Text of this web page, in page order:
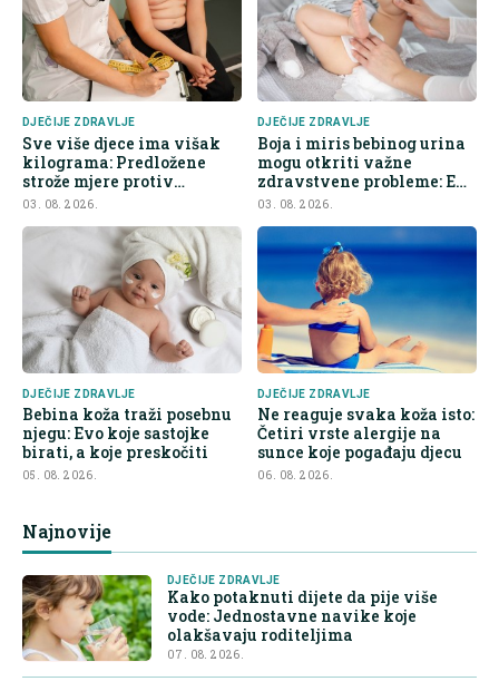
DJEČIJE ZDRAVLJE
Sve više djece ima višak
kilograma: Predložene
strože mjere protiv
nezdrave hrane
03. 08. 2026.
DJEČIJE ZDRAVLJE
Boja i miris bebinog urina
mogu otkriti važne
zdravstvene probleme: Evo
na šta roditelji trebaju obr
03. 08. 2026.
DJEČIJE ZDRAVLJE
Bebina koža traži posebnu
njegu: Evo koje sastojke
birati, a koje preskočiti
05. 08. 2026.
DJEČIJE ZDRAVLJE
Ne reaguje svaka koža isto:
Četiri vrste alergije na
sunce koje pogađaju djecu
06. 08. 2026.
Najnovije
DJEČIJE ZDRAVLJE
Kako potaknuti dijete da pije više
vode: Jednostavne navike koje
olakšavaju roditeljima
07. 08. 2026.